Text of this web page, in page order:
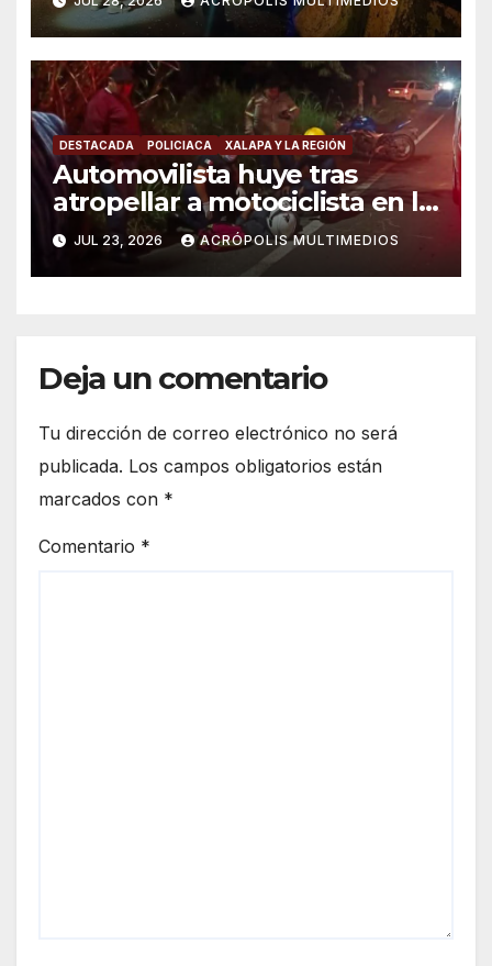
DESTACADA POLICIACA XALAPA Y LA REGIÓN
Automovilista huye tras
atropellar a motociclista en la
carretera Xalapa-Coatepec
JUL 23, 2026 ACRÓPOLIS MULTIMEDIOS
Deja un comentario
Tu dirección de correo electrónico no será
publicada. Los campos obligatorios están
marcados con *
Comentario *